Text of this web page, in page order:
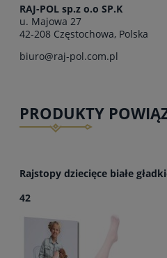
RAJ-POL sp.z o.o SP.K
u. Majowa 27
42-208 Częstochowa, Polska
biuro@raj-pol.com.pl
PRODUKTY
Rajstopy dziecięce białe
42